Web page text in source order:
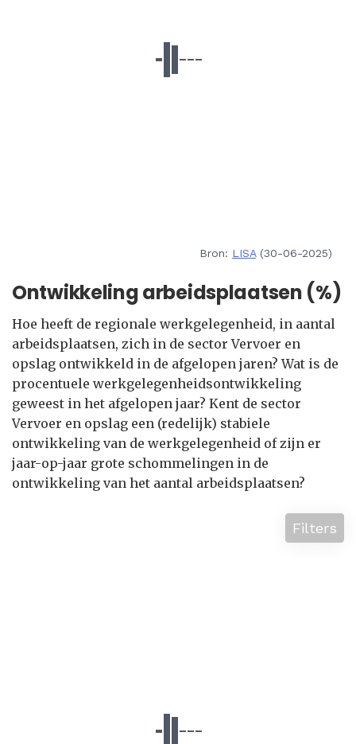
Bron: LISA(30-06-2025)
Ontwikkeling arbeidsplaatsen (%)
Hoe heeft de regionale werkgelegenheid, in aantal
arbeidsplaatsen, zich in de sector Vervoer en
opslag ontwikkeld in de afgelopen jaren? Wat is de
procentuele werkgelegenheidsontwikkeling
geweest in het afgelopen jaar? Kent de sector
Vervoer en opslag een (redelijk) stabiele
ontwikkeling van de werkgelegenheid of zijn er
jaar-op-jaar grote schommelingen in de
ontwikkeling van het aantal arbeidsplaatsen?
Filters